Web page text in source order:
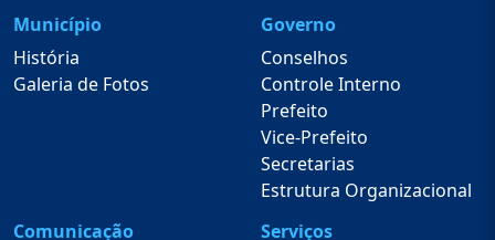
Município
História
Galeria de Fotos
Governo
Conselhos
Controle Interno
Prefeito
Vice-Prefeito
Secretarias
Estrutura Organizacional
Comunicação
Serviços